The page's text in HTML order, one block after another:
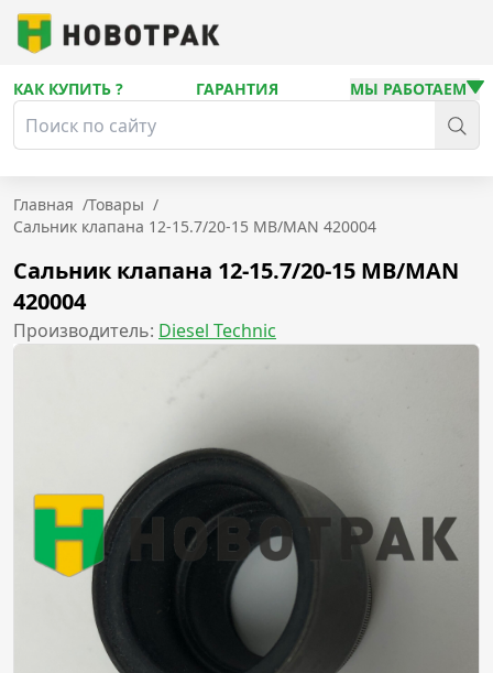
КАК КУПИТЬ ? ГАРАНТИЯ МЫ РАБОТАЕМ
Главная /Товары /
Сальник клапана 12-15.7/20-15 MB/MAN 420004
Сальник клапана 12-15.7/20-15 MB/MAN
420004
Производитель: Diesel Technic